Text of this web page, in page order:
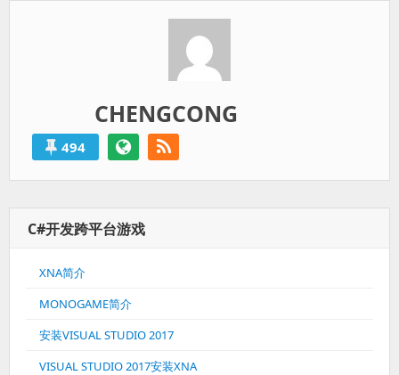
CHENGCONG
494
C#开发跨平台游戏
XNA简介
MONOGAME简介
安装VISUAL STUDIO 2017
VISUAL STUDIO 2017安装XNA